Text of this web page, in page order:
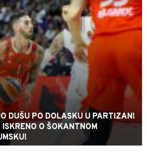
DUŠU PO DOLASKU U PARTIZAN!
O ŠOKANTNOM